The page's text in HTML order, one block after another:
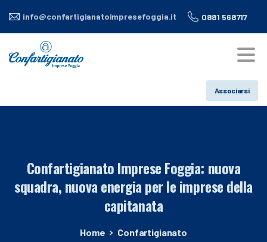
info@confartigianatoimpresefoggia.it 0881 568717
Associarsi
Confartigianato Imprese Foggia: nuova
squadra, nuovaenergiaper le imprese della
capitanata
Home
Confartigianato